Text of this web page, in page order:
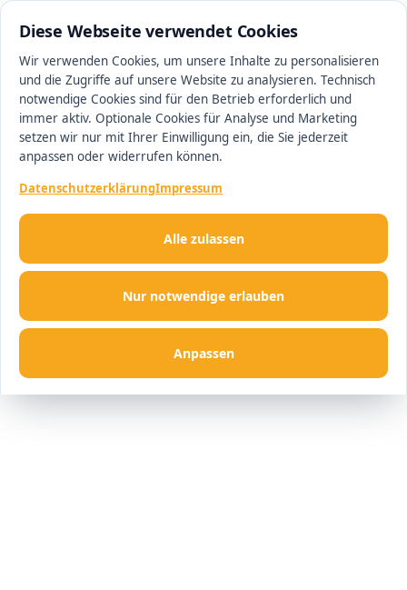
Diese Webseite verwendet Cookies
Wir verwenden Cookies, um unsere Inhalte zu personalisieren
und die Zugriffe auf unsere Website zu analysieren. Technisch
notwendige Cookies sind für den Betrieb erforderlich und
immer aktiv. Optionale Cookies für Analyse und Marketing
setzen wir nur mit Ihrer Einwilligung ein, die Sie jederzeit
anpassen oder widerrufen können.
DatenschutzerklärungImpressum
Nur notwendige erlauben
Anpassen
Alle zulassen